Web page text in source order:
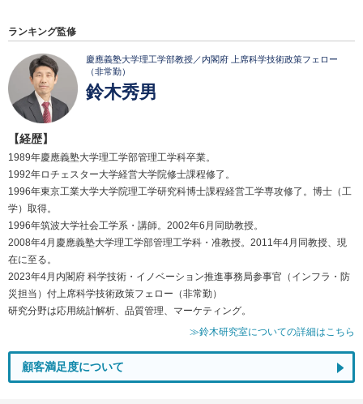
ランキング監修
慶應義塾大学理工学部教授／内閣府 上席科学技術政策フェロー
（非常勤）
鈴木秀男
【経歴】
1989年慶應義塾大学理工学部管理工学科卒業。
1992年ロチェスター大学経営大学院修士課程修了。
1996年東京工業大学大学院理工学研究科博士課程経営工学専攻修了。博士（工
学）取得。
1996年筑波大学社会工学系・講師。2002年6月同助教授。
2008年4月慶應義塾大学理工学部管理工学科・准教授。2011年4月同教授、現
在に至る。
2023年4月内閣府 科学技術・イノベーション推進事務局参事官（インフラ・防
災担当）付上席科学技術政策フェロー（非常勤）
研究分野は応用統計解析、品質管理、マーケティング。
≫鈴木研究室についての詳細はこちら
顧客満足度について